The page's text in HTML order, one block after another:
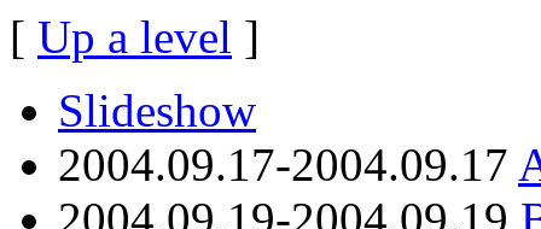
[ Up a level ]
Slideshow
2004.09.17-2004.09.17